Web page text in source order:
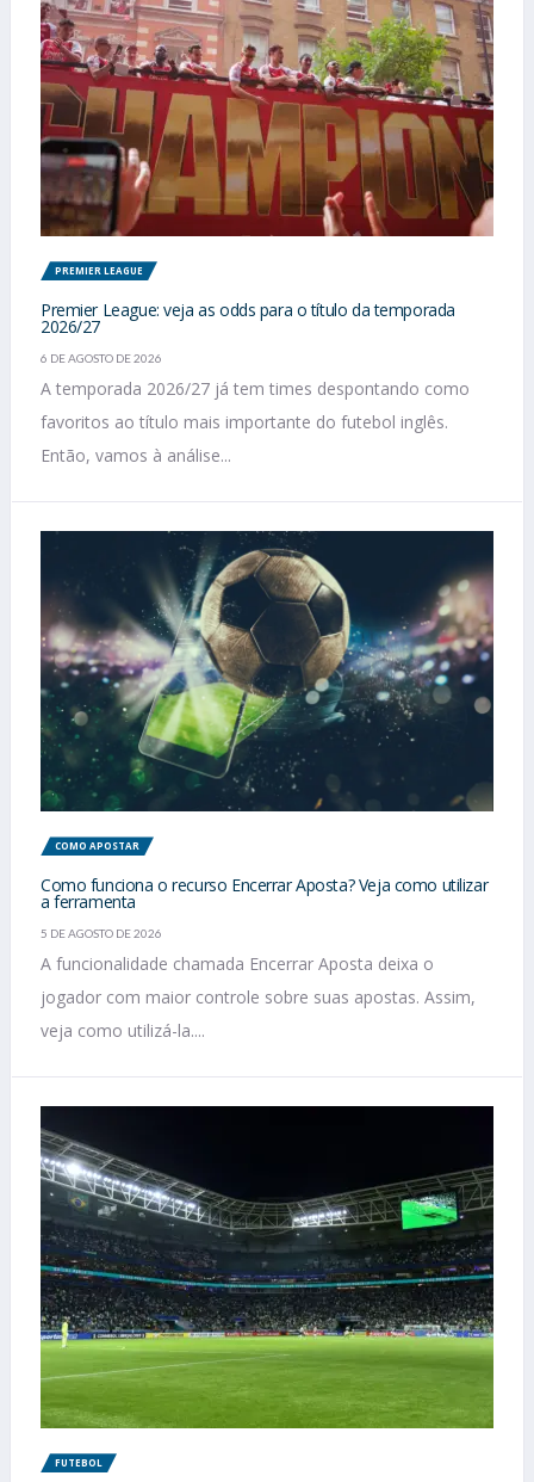
PREMIER LEAGUE
Premier League: veja as odds para o título da temporada
2026/27
6 DE AGOSTO DE 2026
A temporada 2026/27 já tem times despontando como
favoritos ao título mais importante do futebol inglês.
Então, vamos à análise...
COMO APOSTAR
Como funciona o recurso Encerrar Aposta? Veja como utilizar
a ferramenta
5 DE AGOSTO DE 2026
A funcionalidade chamada Encerrar Aposta deixa o
jogador com maior controle sobre suas apostas. Assim,
veja como utilizá-la....
FUTEBOL